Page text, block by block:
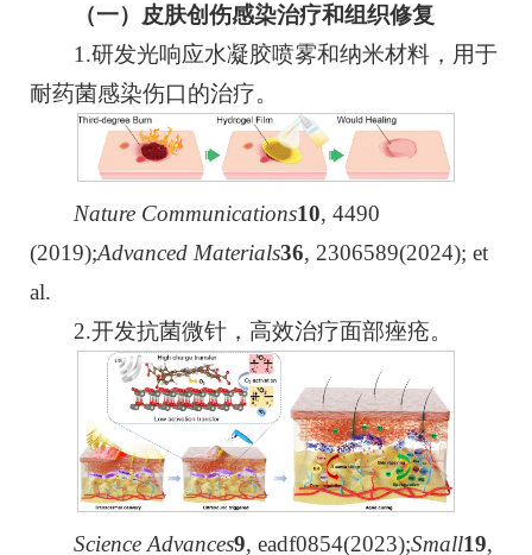
（一）皮肤创伤感染治疗和组织修复
1.研发光响应水凝胶喷雾和纳米材料，用于
耐药菌感染伤口的治疗。
Nature Communications10, 4490
(2019);Advanced Materials36, 2306589(2024); et
al.
2.开发抗菌微针，高效治疗面部痤疮。
Science Advances9, eadf0854(2023);Small19,